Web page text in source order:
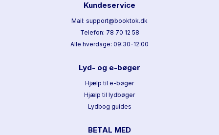
Kundeservice
Mail: support@booktok.dk
Telefon: 78 70 12 58
Alle hverdage: 09:30-12:00
Lyd- og e-bøger
Hjælp til e-bøger
Hjælp til lydbøger
Lydbog guides
BETAL MED